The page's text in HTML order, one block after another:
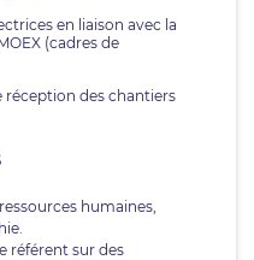
en liaison avec la
(cadres de
réception des chantiers
humaines,
référent sur des